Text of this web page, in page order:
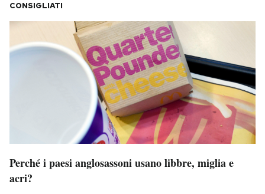
CONSIGLIATI
Perché i paesi anglosassoni usano libbre, miglia e
acri?